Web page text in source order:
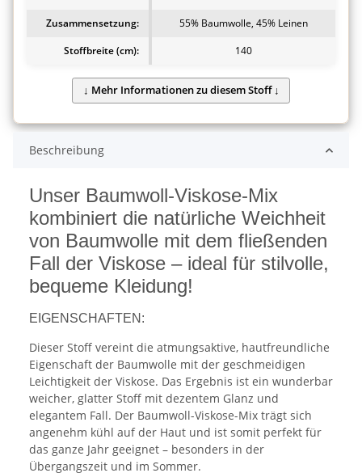
Zusammensetzung:
55% Baumwolle, 45% Leinen
Stoffbreite (cm):
140
Beschreibung
Unser Baumwoll-Viskose-Mix
kombiniert die natürliche Weichheit
von Baumwolle mit dem fließenden
Fall der Viskose – ideal für stilvolle,
bequeme Kleidung!
EIGENSCHAFTEN:
Dieser Stoff vereint die atmungsaktive, hautfreundliche
Eigenschaft der Baumwolle mit der geschmeidigen
Leichtigkeit der Viskose. Das Ergebnis ist ein wunderbar
weicher, glatter Stoff mit dezentem Glanz und
elegantem Fall. Der Baumwoll-Viskose-Mix trägt sich
angenehm kühl auf der Haut und ist somit perfekt für
das ganze Jahr geeignet – besonders in der
Übergangszeit und im Sommer.